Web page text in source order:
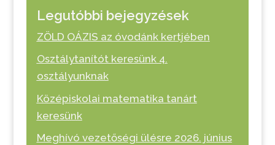
Legutóbbi bejegyzések
ZÖLD OÁZIS az óvodánk kertjében
Osztálytanítót keresünk 4.
osztályunknak
Középiskolai matematika tanárt
keresünk
Meghívó vezetőségi ülésre 2026. június